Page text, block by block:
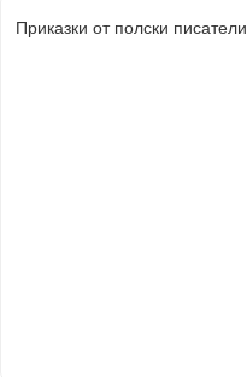
Приказки от полски писатели